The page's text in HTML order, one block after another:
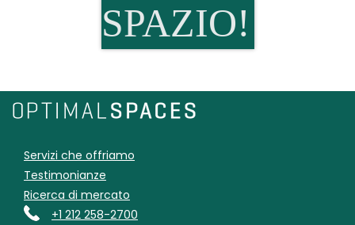
SPAZIO!
Servizi che offriamo
Testimonianze
Ricerca di mercato
+1 212 258-2700